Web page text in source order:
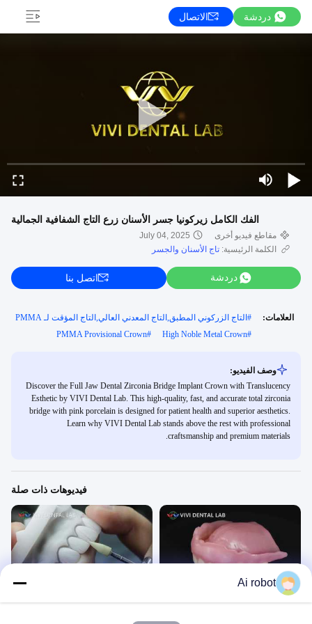
دردشة الاتصال
الفك الكامل زيركونيا جسر الأسنان زرع التاج الشفافية الجمالية
مقاطع فيديو أخرى
July 04, 2025
الكلمة الرئيسية: تاج الأسنان والجسر
دردشة اتصل بنا
العلامات: # التاج الزركوني المطبق,التاج المعدني العالي,التاج المؤقت لـ PMMA
#
High Noble Metal Crown
#
PMMA Provisional Crown
وصف الفيديو:
Discover the Full Jaw Dental Zirconia Bridge Implant Crown with Translucency
Esthetic by VIVI Dental Lab. This high-quality, fast, and accurate total zirconia
bridge with pink porcelain is designed for patient health and superior aesthetics.
Learn why VIVI Dental Lab stands above the rest with professional
craftsmanship and premium materials.
فيديوهات ذات صلة
00:43
Ai robot